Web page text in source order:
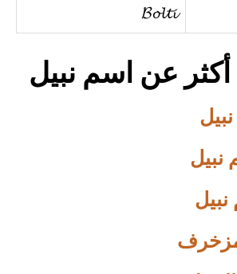
𝓑𝓸𝓵𝓽𝓲
عن اسم نبيل